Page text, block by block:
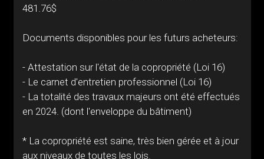
481.76$
Documents disponibles pour les futurs acheteurs:
- Attestation sur l'état de la copropriété (Loi 16)
- Le carnet d'entretien professionnel (Loi 16)
- La totalité des travaux majeurs ont été effectués
en 2024. (dont l'enveloppe du bâtiment)
* La copropriété est saine, très bien gérée et à jour
aux niveaux de toutes les lois.